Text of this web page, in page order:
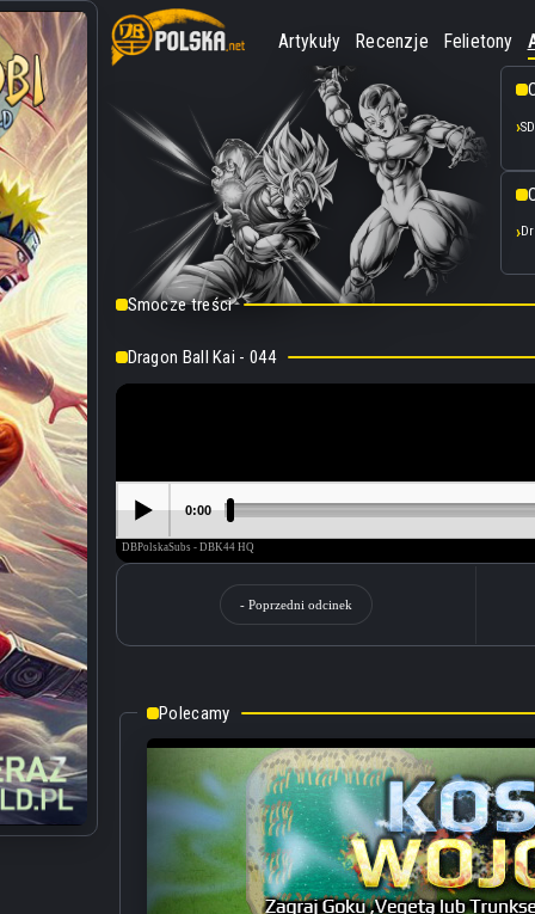
Artykuły Recenzje Felietony
Smocze treści
Dragon Ball Kai - 044
- Poprzedni odcinek
Polecamy